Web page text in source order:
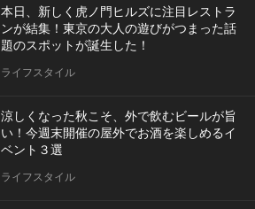
本日、新しく虎ノ門ヒルズに注目レストラ
ンが結集！東京の大人の遊びがつまった話
題のスポットが誕生した！
ライフスタイル
涼しくなった秋こそ、外で飲むビールが旨
い！今週末開催の屋外でお酒を楽しめるイ
ベント３選
ライフスタイル